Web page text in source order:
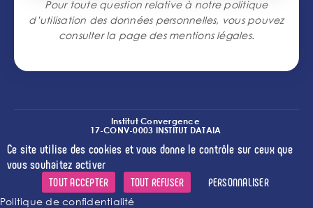
Pour toute question relative à notre politique
d’utilisation des données personnelles, vous pouvez
consulter la page desmentions légales.
Institut Convergence
17-CONV-0003 INSTITUT DATAIA
Crédits l Mentions légales l l
Ce site utilise des cookies et vous donne le contrôle sur ceux que
vous souhaitez activer
TOUT ACCEPTER TOUT REFUSER
PERSONNALISER
Politique de confidentialité